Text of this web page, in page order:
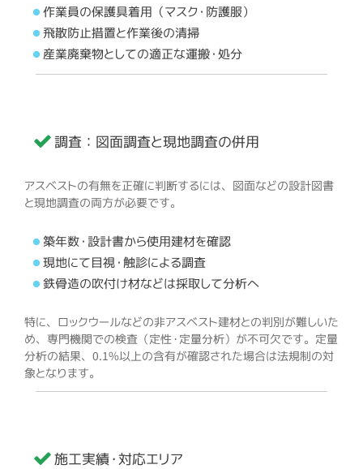
作業員の保護具着用（マスク・防護服）
飛散防止措置と作業後の清掃
産業廃棄物としての適正な運搬・処分
調査：図面調査と現地調査の併用
アスベストの有無を正確に判断するには、図面などの設計図書
と現地調査の両方が必要です。
築年数・設計書から使用建材を確認
現地にて目視・触診による調査
鉄骨造の吹付け材などは採取して分析へ
特に、ロックウールなどの非アスベスト建材との判別が難しいた
め、専門機関での検査（定性・定量分析）が不可欠です。定量
分析の結果、0.1%以上の含有が確認された場合は法規制の対
象となります。
施工実績・対応エリア